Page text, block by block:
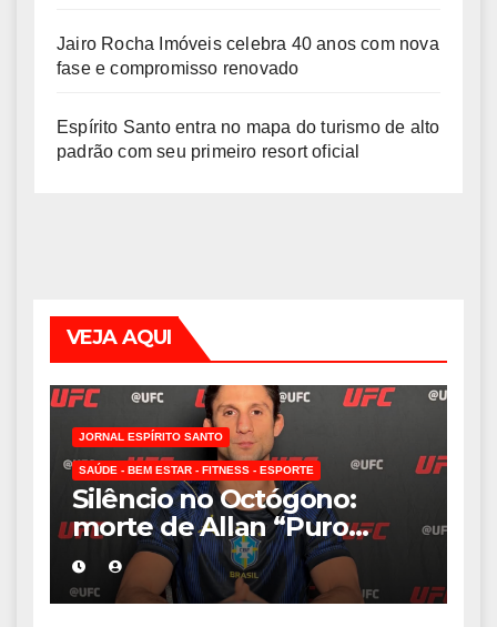
Jairo Rocha Imóveis celebra 40 anos com nova
fase e compromisso renovado
Espírito Santo entra no mapa do turismo de alto
padrão com seu primeiro resort oficial
VEJA AQUI
JORNAL ESPÍRITO SANTO
SAÚDE - BEM ESTAR - FITNESS - ESPORTE
Silêncio no Octógono:
morte de Allan “Puro
Osso” interrompe
trajetória de destaque no
MMA aos 34 anos